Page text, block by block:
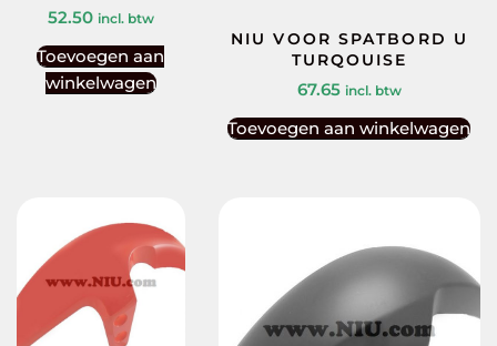
52.50 incl. btw
Toevoegen aan
winkelwagen
NIU VOOR SPATBORD U
TURQOUISE
67.65 incl. btw
Toevoegen aan winkelwagen